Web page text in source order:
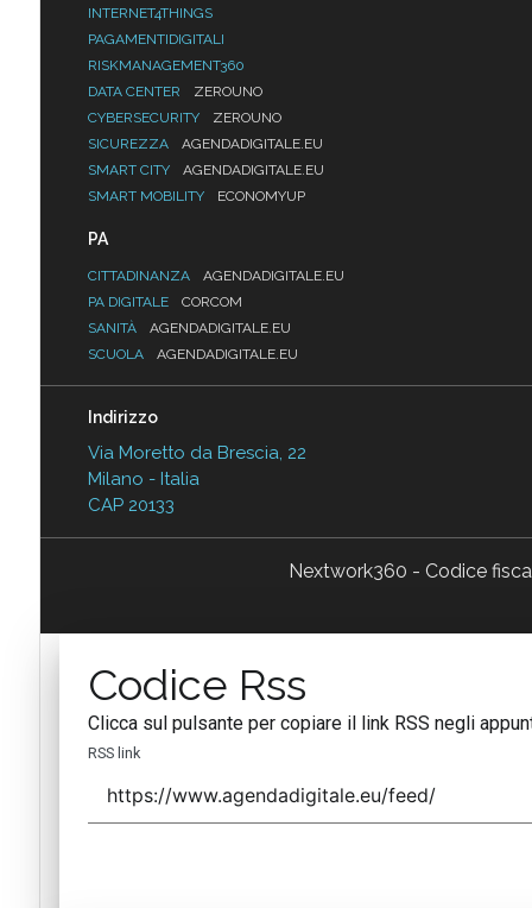
INTERNET4THINGS
PAGAMENTIDIGITALI
RISKMANAGEMENT360
DATA CENTER
ZEROUNO
CYBERSECURITY
ZEROUNO
SICUREZZA
AGENDADIGITALE.EU
SMART CITY
AGENDADIGITALE.EU
SMART MOBILITY
ECONOMYUP
PA
CITTADINANZA
AGENDADIGITALE.EU
PA DIGITALE
CORCOM
SANITÀ
AGENDADIGITALE.EU
SCUOLA
AGENDADIGITALE.EU
Indirizzo
Via Moretto da Brescia, 22
Milano - Italia
CAP 20133
Nextwork360 - Codice
Codice Rss
Clicca sul pulsante per copiare il link RSS negli
RSS link